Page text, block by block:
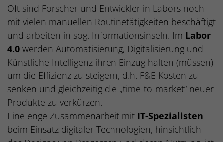
Oft sind Forscher und Entwickler in Labors noch
mit vielen manuellen Routinetätigkeiten beschäftigt
und arbeiten in sog. Informationsinseln. Im Labor
4.0 werden Automatisierung, Digitalisierung und
Künstliche Intelligenz ihren Einzug halten (müssen)
um die Effizienz zu steigern, d.h. F&E Kosten zu
senken und gleichzeitig die „time-to-market“ neuer
Produkte zu verkürzen.
Eine enge Zusammenarbeit mit IT-Spezialisten
beim Einsatz digitaler Technologien, hinsichtlich